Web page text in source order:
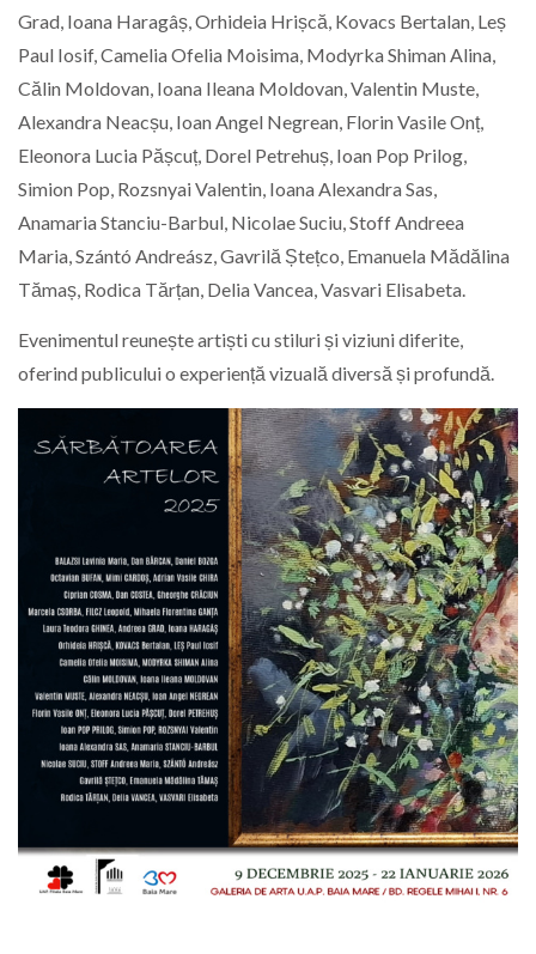
Grad, Ioana Haragâș, Orhideia Hrișcă, Kovacs Bertalan, Leș
Paul Iosif, Camelia Ofelia Moisima, Modyrka Shiman Alina,
Călin Moldovan, Ioana Ileana Moldovan, Valentin Muste,
Alexandra Neacșu, Ioan Angel Negrean, Florin Vasile Onț,
Eleonora Lucia Pășcuț, Dorel Petrehuș, Ioan Pop Prilog,
Simion Pop, Rozsnyai Valentin, Ioana Alexandra Sas,
Anamaria Stanciu-Barbul, Nicolae Suciu, Stoff Andreea
Maria, Szántó Andreász, Gavrilă Ștețco, Emanuela Mădălina
Tămaș, Rodica Tărțan, Delia Vancea, Vasvari Elisabeta.
Evenimentul reunește artiști cu stiluri și viziuni diferite,
oferind publicului o experiență vizuală diversă și profundă.